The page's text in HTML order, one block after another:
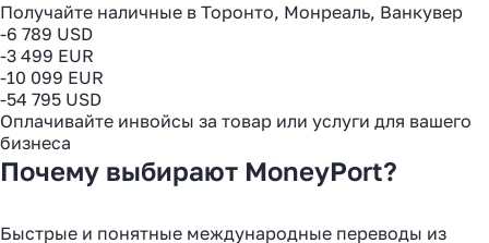
Получайте наличные в Торонто, Монреаль, Ванкувер
-6 789 USD
-3 499 EUR
-10 099 EUR
-54 795 USD
Оплачивайте инвойсы за товар или услуги для вашего
бизнеса
Почему выбирают MoneyPort?
Быстрые и понятные международные переводы из